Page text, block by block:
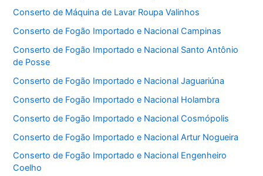
Conserto de Máquina de Lavar Roupa Valinhos
Conserto de Fogão Importado e Nacional Campinas
Conserto de Fogão Importado e Nacional Santo Antônio
de Posse
Conserto de Fogão Importado e Nacional Jaguariúna
Conserto de Fogão Importado e Nacional Holambra
Conserto de Fogão Importado e Nacional Cosmópolis
Conserto de Fogão Importado e Nacional Artur Nogueira
Conserto de Fogão Importado e Nacional Engenheiro
Coelho